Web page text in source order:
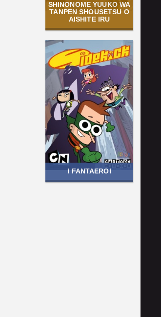
SHINONOME YUUKO WA
TANPEN SHOUSETSU O
AISHITE IRU
I FANTAEROI